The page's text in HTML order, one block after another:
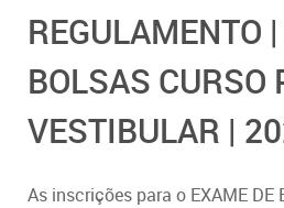
REGULAMENTO
BOLSAS CURSO
VESTIBULAR |
As inscrições para o EXAME DE